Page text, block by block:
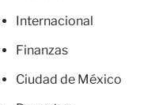
Internacional
Finanzas
Ciudad de México